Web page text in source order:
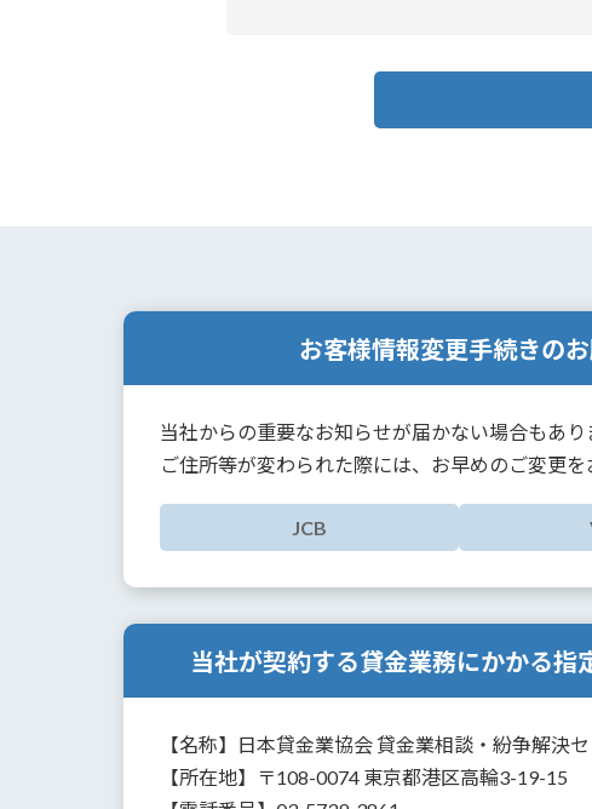
お客様情報変更手続きの
当社からの重要なお知らせが届かない場合もあり
ご住所等が変わられた際には、お早めのご変更を
JCB
当社が契約する貸金業務にかかる指
【名称】日本貸金業協会 貸金業相談・紛争解決
【所在地】〒108-0074 東京都港区高輪3-19-15